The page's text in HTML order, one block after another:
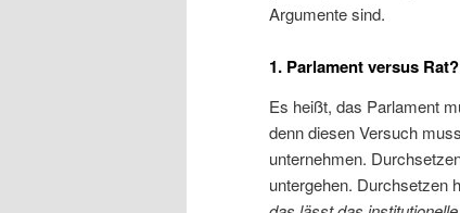
Argumente sind.
1. Parlament versus Rat?
Es heißt, das Parlament
denn diesen Versuch
unternehmen.
untergehen. Durchsetzen